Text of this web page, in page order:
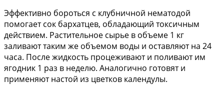
Эффективно бороться с клубничной нематодой
помогает сок бархатцев, обладающий токсичным
действием. Растительное сырье в объеме 1 кг
заливают таким же объемом воды и оставляют на 24
часа. После жидкость процеживают и поливают им
ягодник 1 раз в неделю. Аналогично готовят и
применяют настой из цветков календулы.